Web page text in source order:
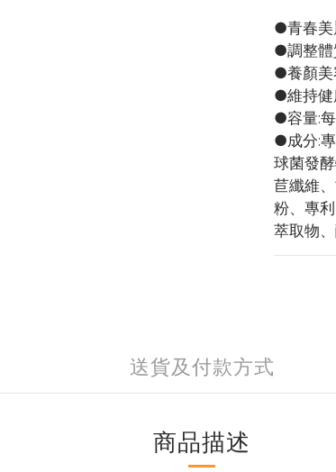
●青春美
●調整體
●養顏美
●維持健
●容量:
●成分:
球菌發
苣纖維
粉、專
萃取物
送貨及付款方式
商品描述